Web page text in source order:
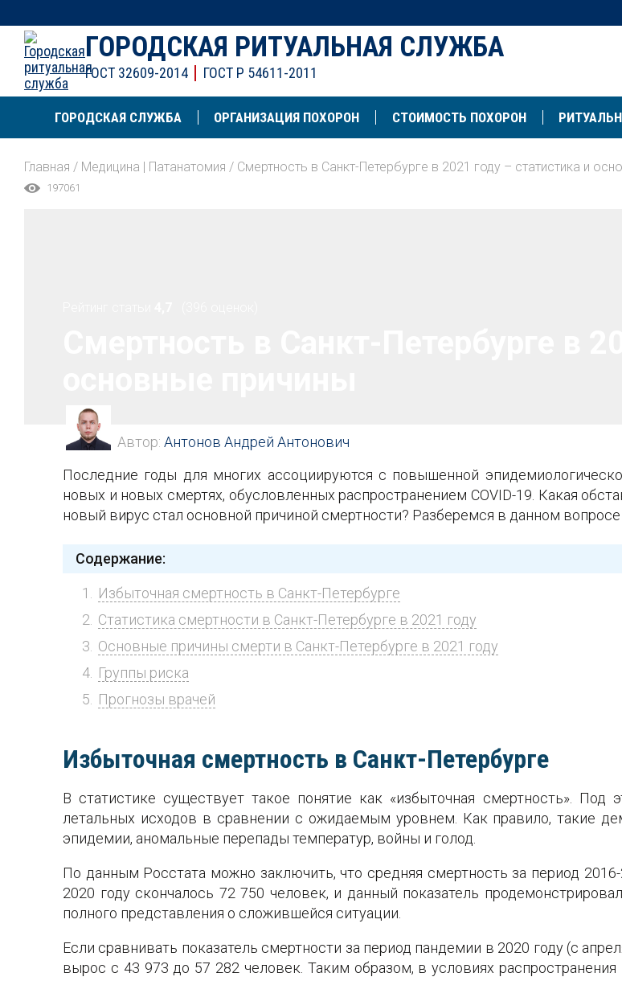
ГОРОДСКАЯ РИТУАЛЬНАЯ СЛУЖБА
ГОСТ 32609-2014 ГОСТ Р 54611-2011
ГОРОДСКАЯ СЛУЖБА ОРГАНИЗАЦИЯ ПОХОРОН СТОИМОСТЬ ПОХОРОН
Главная / Медицина | Патанатомия / Смертность в Санкт-Петербурге в 2021 году – статистика и
197061
Автор: Антонов Андрей Антонович
Последние годы для многих ассоциируются с повышенной
новых и новых смертях, обусловленных распространением COVID-19. Какая
новый вирус стал основной причиной смертности? Разберемся в данном
Содержание:
Избыточная смертность в Санкт-Петербурге
Статистика смертности в Санкт-Петербурге в 2021 году
Основные причины смерти в Санкт-Петербурге в 2021 году
Группы риска
Прогнозы врачей
Избыточная смертность в Санкт-Петербурге
В статистике существует такое понятие как «избыточная смертность». Под
летальных исходов в сравнении с ожидаемым уровнем. Как правило, такие
эпидемии, аномальные перепады температур, войны и голод.
По данным Росстата можно заключить, что средняя смертность за период
2020 году скончалось 72 750 человек, и данный показатель
полного представления о сложившейся ситуации.
Если сравнивать показатель смертности за период пандемии в 2020 году (с
вырос с 43 973 до 57 282 человек. Таким образом, в условиях